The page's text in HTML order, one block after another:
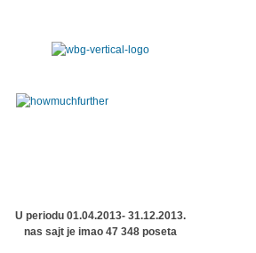
U periodu 01.04.2013- 31.12.2013.
nas sajt je imao 47 348 poseta